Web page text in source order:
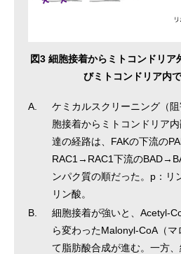
図3 細胞接着からミトコンドリア
びミトコンドリア内
A.
ケミカルスクリーニング（
胞接着からミトコンドリア
達の経路は、FAKの下流の
RAC1→RAC1下流の
ンパク質の順だった。p：リ
リン酸。
B.
細胞接着が強いと、Acetyl-
ら変わったMalonyl-CoA（
て脂肪酸合成が進む。一方